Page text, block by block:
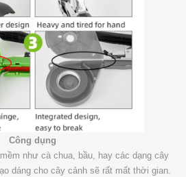
Công dụng
như cà chua, bầu, hay các dạng cây
dáng cho cây cảnh sẽ rất mất thời gian.